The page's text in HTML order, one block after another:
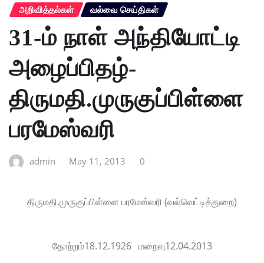
அறிவித்தல்கள் வல்வை செய்திகள்
31-ம் நாள் அந்தியோட்டி
அழைப்பிதழ்-
திருமதி.முருகுப்பிள்ளை
பரமேஸ்வரி
admin May 11, 2013 0
திருமதி.முருகுப்பிள்ளை பரமேஸ்வரி (வல்வெட்டித்துறை)
தோற்றம்18.12.1926 மறைவு12.04.2013